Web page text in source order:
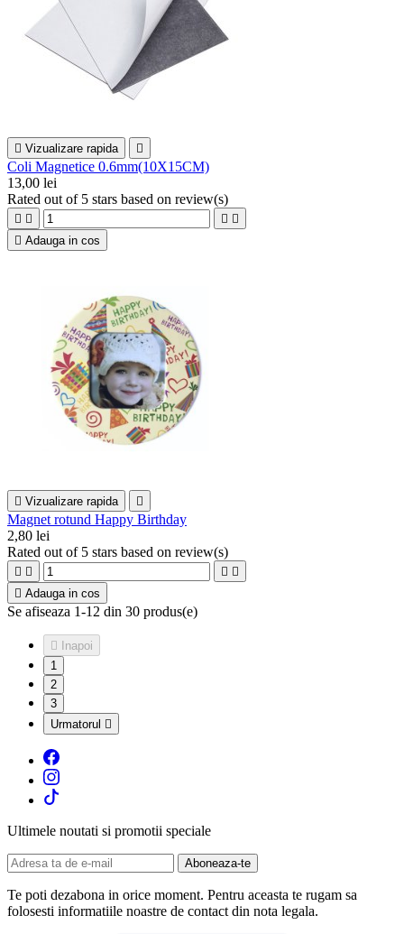
 Vizualizare rapida 
Coli Magnetice 0.6mm(10X15CM)
13,00 lei
Rated out of 5 stars based on review(s)
   
 Adauga in cos
 Vizualizare rapida 
Magnet rotund Happy Birthday
2,80 lei
Rated out of 5 stars based on review(s)
   
 Adauga in cos
Se afiseaza 1-12 din 30 produs(e)

Inapoi
1
2
3
Urmatorul 
Ultimele noutati si promotii speciale
Te poti dezabona in orice moment. Pentru aceasta te rugam sa
folosesti informatiile noastre de contact din nota legala.